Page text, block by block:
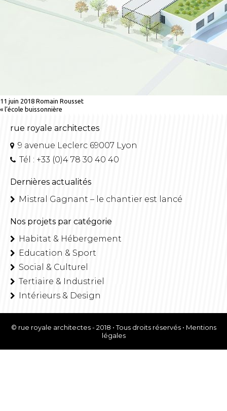
11 juin 2018 Romain Rousset
« l’école buissonnière
rue royale architectes
9 avenue Leclerc 69007 Lyon
Tél : +33 (0)4 78 30 40 40
Dernières actualités
Mistral Gagnant – le chantier est lancé
Nos projets par catégorie
Habitat & Hébergement
Education & Sport
Social & Culturel
Tertiaire & Industriel
Intérieurs & Design
© rue royale architectes - 2018 • Tous droits réservés • Mentions
légales